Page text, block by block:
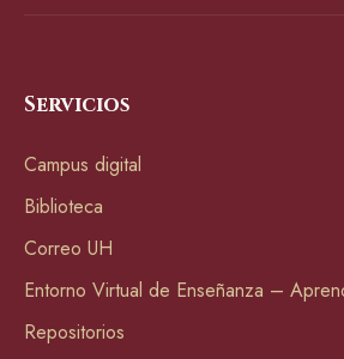
Servicios
Campus digital
Biblioteca
Correo UH
Entorno Virtual de Enseñanza –
Repositorios